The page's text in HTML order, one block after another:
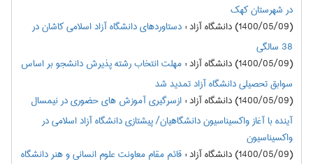
در شهرستان کهک
(1400/05/09) دانشگاه آزاد
:دستاوردهای دانشگاه آزاد اسلامی کاشان در
38 سالگی
(1400/05/09) دانشگاه آزاد
:مهلت انتخاب رشته پذیرش دانشجو بر اساس
سوابق تحصیلی دانشگاه آزاد تمدید شد
(1400/05/09) دانشگاه آزاد
:ازسرگیری آموزش های حضوری در نیمسال
آینده با آغاز واکسیناسیون دانشگاهیان/ پیشتازی دانشگاه آزاد اسلامی در
واکسیناسیون
(1400/05/09) دانشگاه آزاد
:قائم مقام معاونت علوم انسانی و هنر دانشگاه